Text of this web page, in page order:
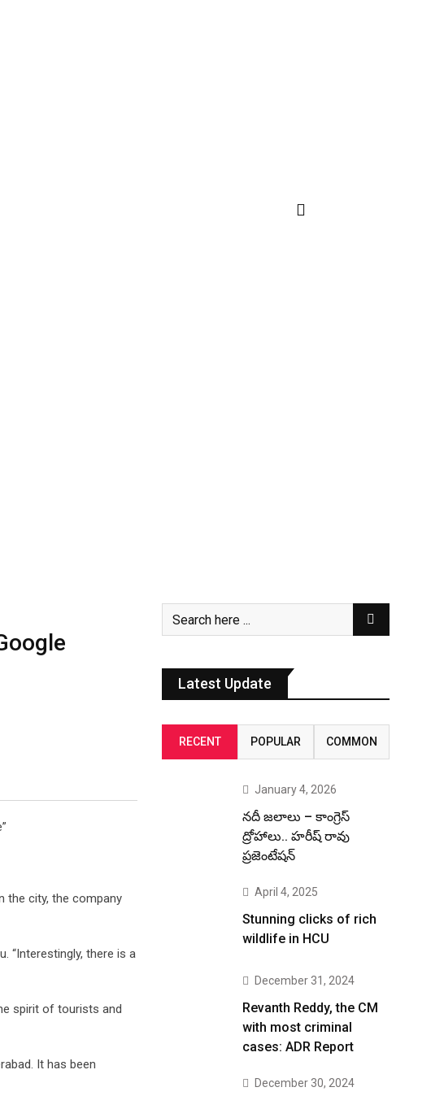
the city, the company
“Interestingly, there is a
spirit of tourists and
It has been
Latest Update
RECENT POPULAR COMMON
January 4, 2026
నదీ జలాలు – కాంగ్రెస్
ద్రోహాలు.. హరీష్ రావు
ప్రజెంటేషన్
April 4, 2025
Stunning clicks of rich
wildlife in HCU
December 31, 2024
Revanth Reddy, the CM
with most criminal
cases: ADR Report
December 30, 2024